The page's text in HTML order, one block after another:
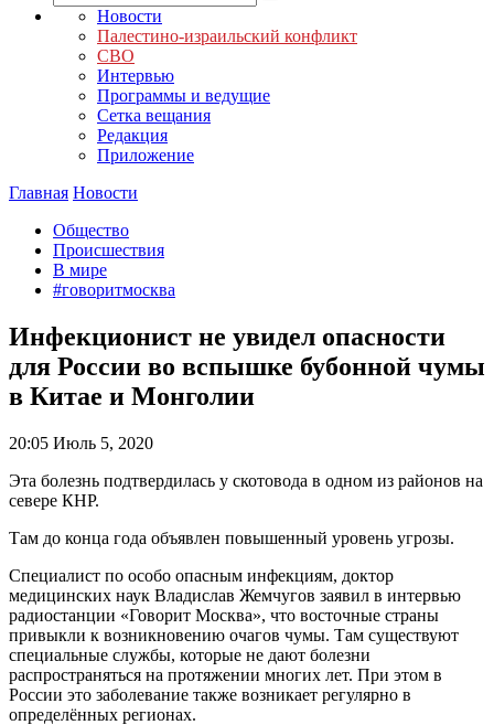
Новости
Палестино-израильский конфликт
СВО
Интервью
Программы и ведущие
Сетка вещания
Редакция
Приложение
Главная Новости
Общество
Происшествия
В мире
#говоритмосква
Инфекционист не увидел опасности
для России во вспышке бубонной чумы
в Китае и Монголии
20:05 Июль 5, 2020
Эта болезнь подтвердилась у скотовода в одном из районов на
севере КНР.
Там до конца года объявлен повышенный уровень угрозы.
Специалист по особо опасным инфекциям, доктор
медицинских наук Владислав Жемчугов заявил в интервью
радиостанции «Говорит Москва», что восточные страны
привыкли к возникновению очагов чумы. Там существуют
специальные службы, которые не дают болезни
распространяться на протяжении многих лет. При этом в
России это заболевание также возникает регулярно в
определённых регионах.